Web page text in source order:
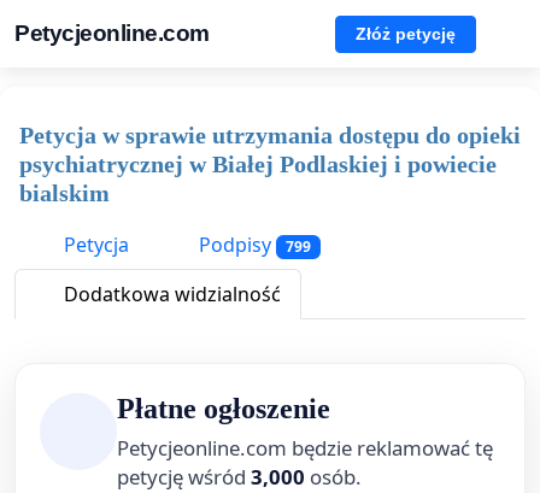
Petycjeonline.com Złóż petycję
Petycja w sprawie utrzymania dostępu do opieki
psychiatrycznej w Białej Podlaskiej i powiecie
bialskim
Petycja
Podpisy 799
Dodatkowa widzialność
Płatne ogłoszenie
Petycjeonline.com będzie reklamować tę
petycję wśród 3,000 osób.